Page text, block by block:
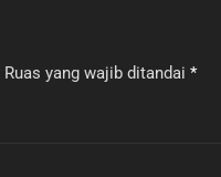
Ruas yang wajib ditandai *